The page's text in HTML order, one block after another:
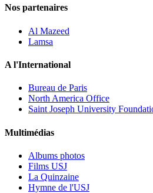
Nos partenaires
Al Mazeed
Lamsa
A l'International
Bureau de Paris
North America Office
Saint Joseph University
Multimédias
Albums photos
Films USJ
La Quinzaine
Hymne de l'USJ